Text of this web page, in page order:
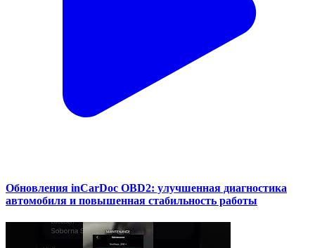
Обновления inCarDoc OBD2: улучшенная диагностика
автомобиля и повышенная стабильность работы